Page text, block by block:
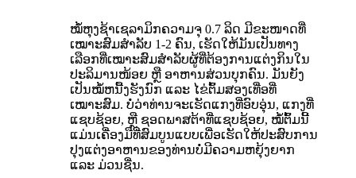
ໝໍ້ຫຸງຊ້າເຊລາມິກຄວາມຈຸ 0.7 ລິດ ມີຂະໜາດທີ່
ເໝາະສົມສຳລັບ 1-2 ຄົນ, ເຮັດໃຫ້ມັນເປັນທາງ
ເລືອກທີ່ເໝາະສົມສຳລັບຜູ້ທີ່ຕ້ອງການແຕ່ງກິນໃນ
ປະລິມານໜ້ອຍ ຫຼື ອາຫານສ່ວນບຸກຄົນ. ມັນຍັງ
ເປັນໝໍ້ຫນື້ງຮັງນົກ ແລະ ໄຂ່ຕົ້ມສອງເທື່ອທີ່
ເໝາະສົມ. ບໍ່ວ່າທ່ານຈະເຮັດແກງທີ່ອົບອຸ່ນ, ແກງທີ່
ແຊບຊ້ອຍ, ຫຼື ຊອດພາສຕ້າທີ່ແຊບຊ້ອຍ, ໝໍ້ຕົ້ມນີ້
ແມ່ນເຄື່ອງມືທີ່ສົມບູນແບບເພື່ອເຮັດໃຫ້ປະສົບການ
ປຸງແຕ່ງອາຫານຂອງທ່ານບໍ່ມີຄວາມຫຍຸ້ງຍາກ
ແລະ ມ່ວນຊື່ນ.